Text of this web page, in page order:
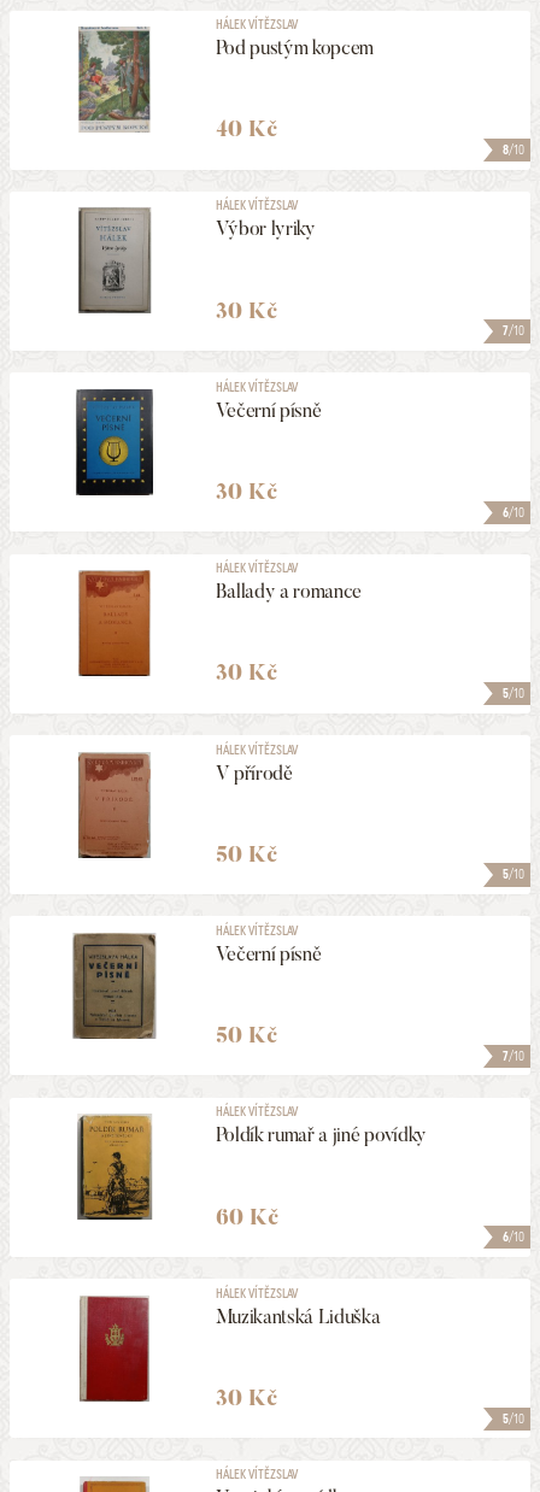
8/10
HÁLEK VÍTĚZSLAV
Pod pustým kopcem
40 Kč
7/10
HÁLEK VÍTĚZSLAV
Výbor lyriky
30 Kč
6/10
HÁLEK VÍTĚZSLAV
Večerní písně
30 Kč
5/10
HÁLEK VÍTĚZSLAV
Ballady a romance
30 Kč
5/10
HÁLEK VÍTĚZSLAV
V přírodě
50 Kč
7/10
HÁLEK VÍTĚZSLAV
Večerní písně
50 Kč
6/10
HÁLEK VÍTĚZSLAV
Poldík rumař a jiné povídky
60 Kč
5/10
HÁLEK VÍTĚZSLAV
Muzikantská Liduška
30 Kč
HÁLEK VÍTĚZSLAV